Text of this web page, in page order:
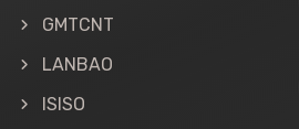
GMTCNT
LANBAO
ISISO